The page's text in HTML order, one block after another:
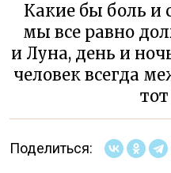
Какие бы боль и
мы все равно
и Луна, день и
человек всегда
Поделиться: